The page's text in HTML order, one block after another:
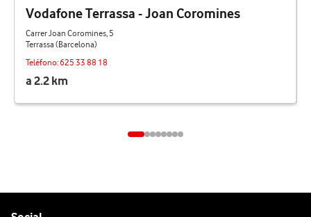
Vodafone Terrassa - Joan Coromines
Carrer Joan Coromines, 5
Terrassa (Barcelona)
Teléfono:625 33 88 18
a 2.2 km